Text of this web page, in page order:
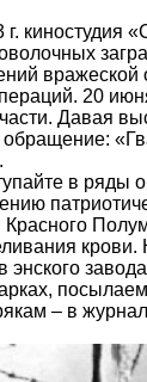
г. киностудия
20
Давая
в ряды
Красного
крови.
энского
– в